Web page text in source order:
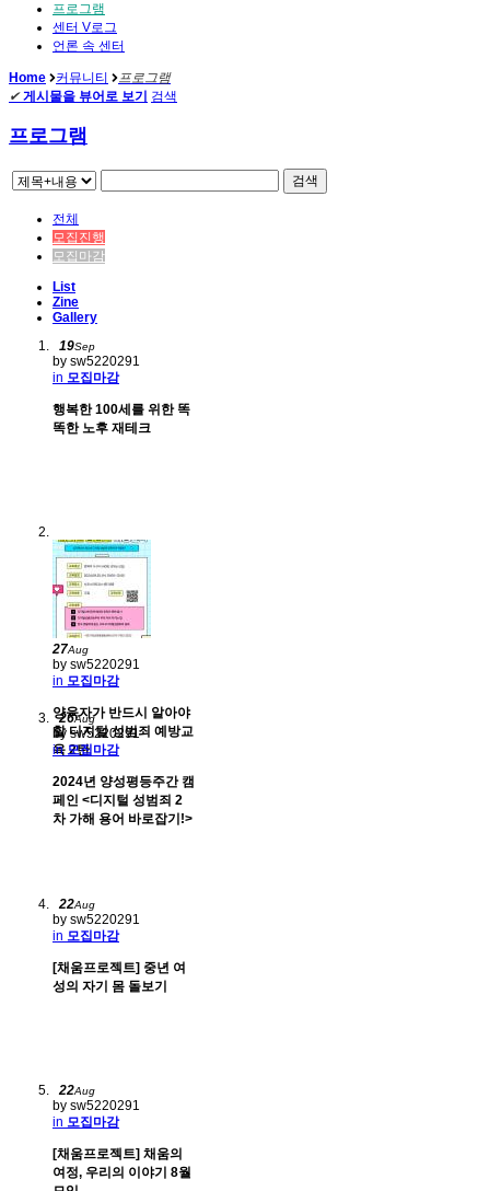
프로그램
센터 V로그
언론 속 센터
Home 커뮤니티
프로그램
✔ 게시물을 뷰어로 보기 검색
프로그램
검색
전체
모집진행
모집마감
List
Zine
Gallery
19Sep
by sw5220291
in 모집마감
행복한 100세를 위한 똑
똑한 노후 재테크
27Aug
by sw5220291
in 모집마감
양육자가 반드시 알아야
할 디지털 성범죄 예방교
육 2탄
26Aug
by sw5220291
in모집마감
2024년 양성평등주간 캠
페인 <디지털 성범죄 2
차 가해 용어 바로잡기!>
22Aug
by sw5220291
in 모집마감
[채움프로젝트] 중년 여
성의 자기 몸 돌보기
22Aug
by sw5220291
in 모집마감
[채움프로젝트] 채움의
여정, 우리의 이야기 8월